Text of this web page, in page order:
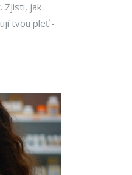
Zjisti, jak
tvou pleť -